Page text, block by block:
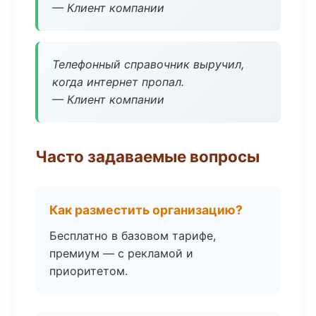
— Клиент компании
Телефонный справочник выручил,
когда интернет пропал.
— Клиент компании
Часто задаваемые вопросы
Как разместить организацию?
Бесплатно в базовом тарифе,
премиум — с рекламой и
приоритетом.